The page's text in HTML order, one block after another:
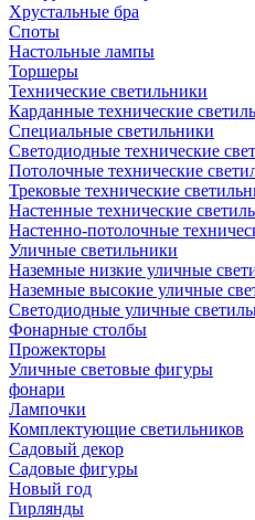
Хрустальные бра
Споты
Настольные лампы
Торшеры
Технические светильники
Карданные технические
Специальные светильники
Светодиодные технические
Потолочные технические
Трековые технические
Настенные технические
Настенно-потолочные
Уличные светильники
Наземные низкие уличные
Наземные высокие уличные
Светодиодные уличные
Фонарные столбы
Прожекторы
Уличные световые фигуры
фонари
Лампочки
Комплектующие светильников
Садовый декор
Садовые фигуры
Новый год
Гирлянды